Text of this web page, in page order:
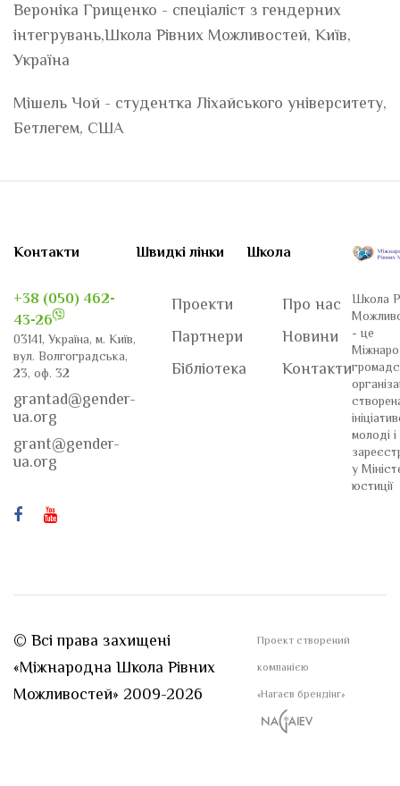
Вероніка Грищенко - спеціаліст з гендерних
інтегрувань,Школа Рівних Можливостей, Київ,
Україна
Мішель Чой - студентка Ліхайського університету,
Бетлегем, США
Контакти
+38 (050) 462-
43-26
03141, Україна, м. Київ,
вул. Волгоградська,
23, оф. 32
grantad@gender-
ua.org
grant@gender-
ua.org
Швидкі лінки
Проекти
Партнери
Бібліотека
Школа
Про нас
Новини
Контакти
Школа
- це
молоді і
у
юстиції
© Всі права захищені
«Міжнародна Школа Рівних
Можливостей» 2009-2026
Проект створений
компанією
«Нагаєв брендінг»